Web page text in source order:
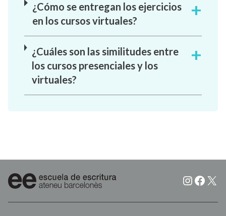
¿Cómo se entregan los ejercicios
en los cursos virtuales?
¿Cuáles son las similitudes entre
los cursos presenciales y los
virtuales?
X